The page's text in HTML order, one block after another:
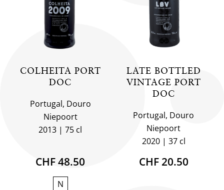
COLHEITA PORT
DOC
Portugal, Douro
Niepoort
2013
75 cl
CHF 48.50
N
LATE BOTTLED
VINTAGE PORT
DOC
Portugal, Douro
Niepoort
2020
37 cl
CHF 20.50